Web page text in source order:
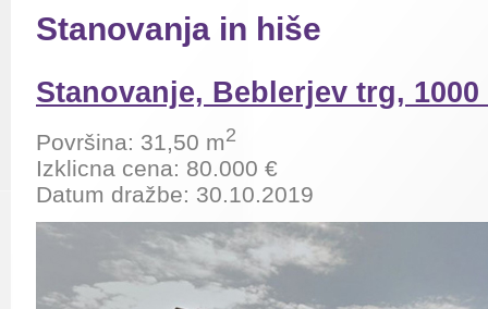
Stanovanja in hiše
Stanovanje, Beblerjev trg,
Površina: 31,50 m2
Izklicna cena: 80.000 €
Datum dražbe: 30.10.2019